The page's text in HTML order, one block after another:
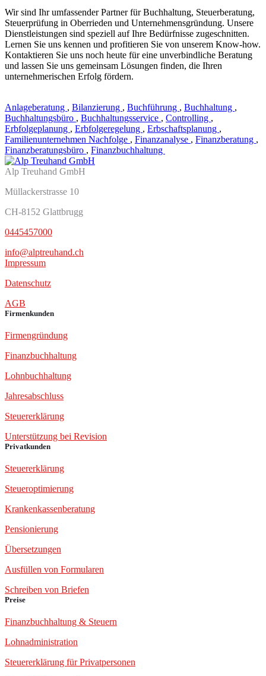
Wir sind Ihr umfassender Partner für Buchhaltung, Steuerberatung,
Steuerprüfung in Oberrieden und Unternehmensgründung. Unsere
Dienstleistungen sind speziell auf Ihre Bedürfnisse zugeschnitten.
Lernen Sie uns kennen und profitieren Sie von unserem Know-how.
Kontaktieren Sie uns noch heute für eine unverbindliche Beratung
und lassen Sie uns gemeinsam Lösungen finden, die Ihren
unternehmerischen Erfolg fördern.
Anlageberatung , Bilanzierung , Buchführung , Buchhaltung ,
Buchhaltungsbüro , Buchhaltungsservice , Controlling ,
Erbfolgeplanung , Erbfolgeregelung , Erbschaftsplanung ,
Familienunternehmen Nachfolge , Finanzanalyse , Finanzberatung ,
Finanzberatungsbüro , Finanzbuchhaltung
Alp Treuhand GmbH
Müllackerstrasse 10
CH-8152 Glattbrugg
0445457000
info@alptreuhand.ch
Impressum
Datenschutz
AGB
Firmenkunden
Firmengründung
Finanzbuchhaltung
Lohnbuchhaltung
Jahresabschluss
Steuererklärung
Unterstützung bei Revision
Privatkunden
Steuererklärung
Steueroptimierung
Krankenkassenberatung
Pensionierung
Übersetzungen
Ausfüllen von Formularen
Schreiben von Briefen
Preise
Finanzbuchhaltung & Steuern
Lohnadministration
Steuererklärung für Privatpersonen